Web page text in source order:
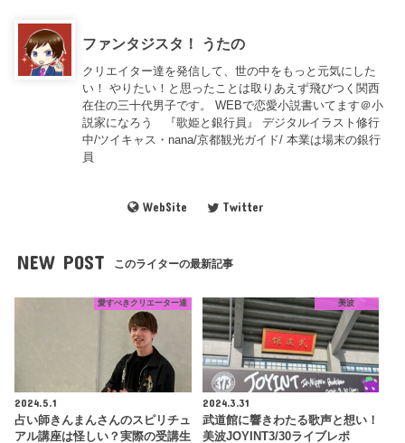
ファンタジスタ！ うたの
クリエイター達を発信して、世の中をもっと元気にした
い！ やりたい！と思ったことは取りあえず飛びつく関西
在住の三十代男子です。 WEBで恋愛小説書いてます＠小
説家になろう 『歌姫と銀行員』 デジタルイラスト修行
中/ツイキャス・nana/京都観光ガイド/ 本業は場末の銀行
員
WebSite Twitter
NEW POST このライターの最新記事
愛すべきクリエーター達
2024.5.1
占い師きんまんさんのスピリチュ
アル講座は怪しい？実際の受講生
美波
2024.3.31
武道館に響きわたる歌声と想い！
美波JOYINT3/30ライブレポ